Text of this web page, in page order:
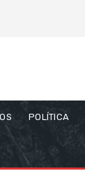
POLÍTICA